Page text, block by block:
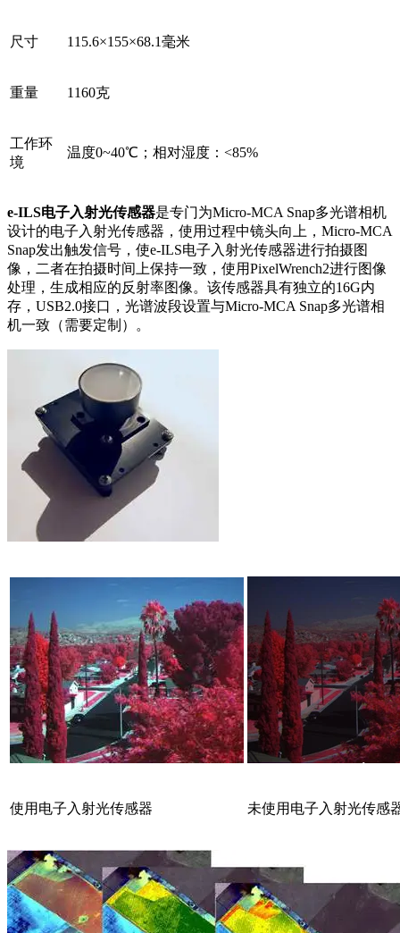
尺寸 115.6×155×68.1毫米
重量 1160克
工作环
境
温度0~40℃；相对湿度：<85%
e-ILS电子入射光传感器是专门为Micro-MCA Snap多光谱相机
设计的电子入射光传感器，使用过程中镜头向上，Micro-MCA
Snap发出触发信号，使e-ILS电子入射光传感器进行拍摄图
像，二者在拍摄时间上保持一致，使用PixelWrench2进行图像
处理，生成相应的反射率图像。该传感器具有独立的16G内
存，USB2.0接口，光谱波段设置与Micro-MCA Snap多光谱相
机一致（需要定制）。
使用电子入射光传感器 未使用电子入射光传感